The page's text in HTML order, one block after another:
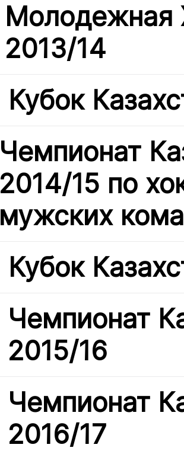
Молодежная
2013/14
Кубок
Чемпионат
2014/15 по
мужских
Кубок
Чемпионат
2015/16
Чемпионат
2016/17